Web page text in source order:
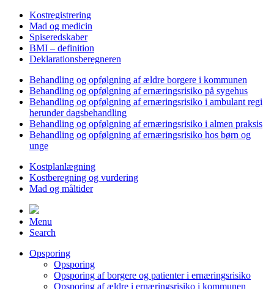
Kostregistrering
Mad og medicin
Spiseredskaber
BMI – definition
Deklarationsberegneren
Behandling og opfølgning af ældre borgere i kommunen
Behandling og opfølgning af ernæringsrisiko på sygehus
Behandling og opfølgning af ernæringsrisiko i ambulant regi
herunder dagsbehandling
Behandling og opfølgning af ernæringsrisiko i almen praksis
Behandling og opfølgning af ernæringsrisiko hos børn og
unge
Kostplanlægning
Kostberegning og vurdering
Mad og måltider
Menu
Search
Opsporing
Opsporing
Opsporing af borgere og patienter i ernæringsrisiko
Opsporing af ældre i ernæringsrisiko i kommunen